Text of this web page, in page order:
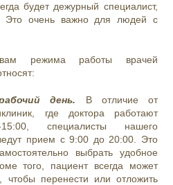
будет дежурный специалист,
Это очень важно для людей с
режима работы врачей
день. В отличие от
где доктора работают
специалисты нашего
прием с 9:00 до 20:00. Это
выбрать удобное
того, пациент всегда может
чтобы перенести или отложить